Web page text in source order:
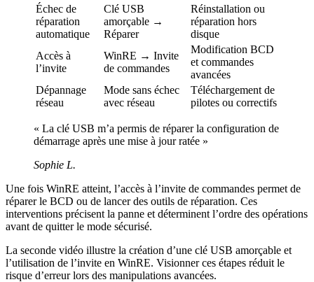
Échec de
réparation
automatique
Clé USB
amorçable →
Réparer
Réinstallation ou
réparation hors
disque
Accès à
l’invite
WinRE → Invite
de commandes
Modification BCD
et commandes
avancées
Dépannage
réseau
Mode sans échec
avec réseau
Téléchargement de
pilotes ou correctifs
« La clé USB m’a permis de réparer la configuration de
démarrage après une mise à jour ratée »
Sophie L.
Une fois WinRE atteint, l’accès à l’invite de commandes permet de
réparer le BCD ou de lancer des outils de réparation. Ces
interventions précisent la panne et déterminent l’ordre des opérations
avant de quitter le mode sécurisé.
La seconde vidéo illustre la création d’une clé USB amorçable et
l’utilisation de l’invite en WinRE. Visionner ces étapes réduit le
risque d’erreur lors des manipulations avancées.